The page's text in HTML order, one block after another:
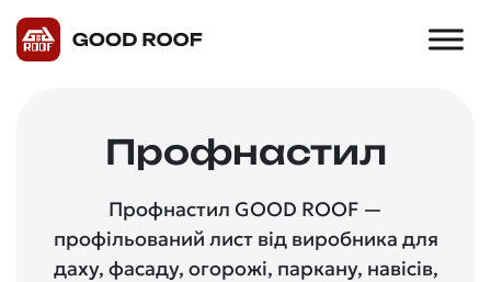
Профнастил
Профнастил GOOD ROOF —
профільований лист від виробника для
даху, фасаду, огорожі, паркану, навісів,